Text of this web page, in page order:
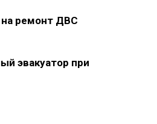
на ремонт ДВС
эвакуатор при